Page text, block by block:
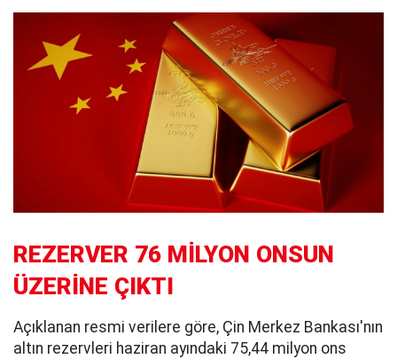
REZERVER 76 MİLYON ONSUN
ÜZERİNE ÇIKTI
Açıklanan resmi verilere göre, Çin Merkez Bankası'nın
altın rezervleri haziran ayındaki 75,44 milyon ons